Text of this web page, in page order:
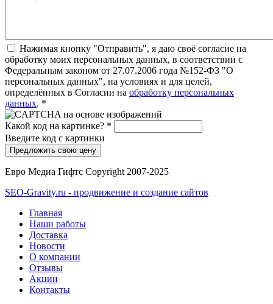
Нажимая кнопку "Отправить", я даю своё согласие на
обработку моих персональных данных, в соответствии с
Федеральным законом от 27.07.2006 года №152-ФЗ "О
персональных данных", на условиях и для целей,
определённых в Согласии на обработку персональных
данных. *
Какой код на картинке? *
Введите код с картинки
Евро Медиа Гифтс Copyright 2007-2025
SEO-Gravity.ru - продвижение и создание сайтов
Главная
Наши работы
Доставка
Новости
О компании
Отзывы
Акции
Контакты